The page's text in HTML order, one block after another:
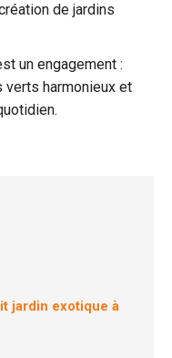
de jardins
un engagement :
harmonieux et
jardin exotique à